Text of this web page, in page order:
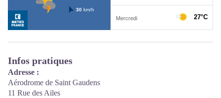
Infos pratiques
Adresse :
Aérodrome de Saint Gaudens
11 Rue des Ailes